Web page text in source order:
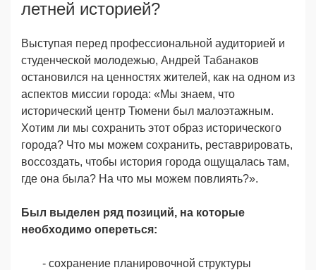
летней историей?
Выступая перед профессиональной аудиторией и
студенческой молодежью, Андрей Табанаков
остановился на ценностях жителей, как на одном из
аспектов миссии города: «Мы знаем, что
исторический центр Тюмени был малоэтажным.
Хотим ли мы сохранить этот образ исторического
города? Что мы можем сохранить, реставрировать,
воссоздать, чтобы история города ощущалась там,
где она была? На что мы можем повлиять?».
Был выделен ряд позиций, на которые
необходимо опереться:
- сохранение планировочной структуры